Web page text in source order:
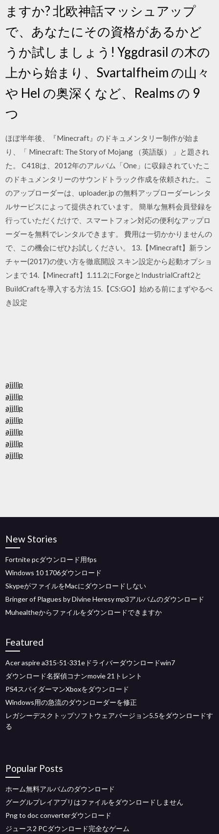
ますか? 北欧神話マッシュアップ
で、あなたにその資格があるかど
うか試しましょう! Yggdrasil の木の
上から始まり、Svartalfheim の山々
や Hel の奥深くなど、Realms の 9
つ
ほぼ半年後、『Minecraft』のドキュメンタリー制作が始ま
り、「 Minecraft: The Story of Mojang （英語版） 」と題され
た。 C418は、2012年のアルバム「One」に収録されていたこ
のドキュメンタリーのサウンドトラック作成を依頼された。 こ
のアップローダーは、uploader.jp の無料アップローダーレンタ
ルサービスによって提供されています。 簡単な無料会員登録を
行っていただくだけで、スマートフォン対応の便利なアップロ
ーダーを無料でレンタルできます。 費用は一切かかりませんの
で、この機会にぜひお試しください。 13.【Minecraft】新ラン
チャー(2017)の使い方を徹底開設 スキン設定から起動オプショ
ンまで 14.【Minecraft】1.11.2にForgeとIndustrialCraft2と
BuildCraftを導入する方法 15.【CS:GO】始める前にまずやるべ
き設定
ajjllip
ajjllip
ajjllip
ajjllip
ajjllip
ajjllip
ajjllip
New Stories
Fortnite pcダウンロード用fps
Windows 10 1706ダウンロード
SkypeがファイルをMacにダウンロードしない
Bringer of Plagues by Divine Heresy mp3アルバムのダウンロード
Muhealtheからファイルをダウンロードできますか
Featured
Acer aspire a315-51-331eドライバーダウンロードwin7
ダウンロード名探偵コナンmovie 21トレント
PS4スパイダーマンXboxをダウンロード
Windows用の急流のダウンローダーを修正
レガシーデスクトップソフトウェアバージョン5.5をダウンロードす
る
Popular Posts
ホーム無料アルバムのダウンロード
グーグルプレイアプリはファイルをダウンロードしません
Png to doc converterダウンロード
ジュース2 PCダウンロード完全なゲーム